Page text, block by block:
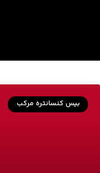
بیس کنسانتره مرکب